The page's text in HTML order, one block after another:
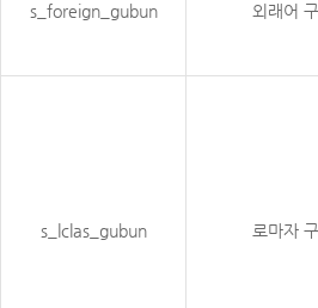
s_foreign_gubun 외래어
s_lclas_gubun 로마자